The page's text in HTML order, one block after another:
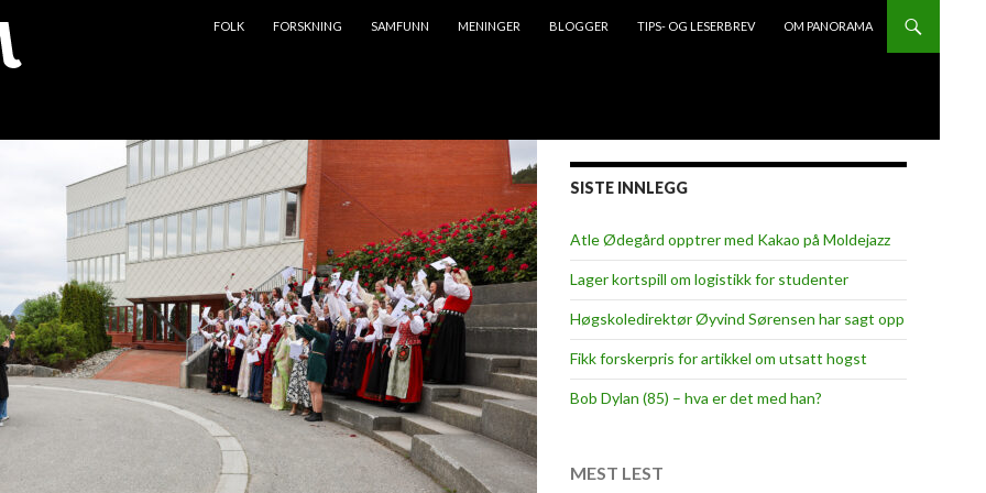
FOLK
FORSKNING SAMFUNN MENINGER BLOGGER TIPS- OG LESERBREV OM PANORAMA
SISTE INNLEGG
Atle Ødegård opptrer med Kakao på Moldejazz
Lager kortspill om logistikk for studenter
Høgskoledirektør Øyvind Sørensen har sagt opp
Fikk forskerpris for artikkel om utsatt hogst
Bob Dylan (85) – hva er det med han?
MEST LEST